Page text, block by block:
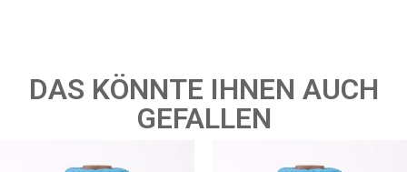
DAS KÖNNTE IHNEN AUCH
GEFALLEN